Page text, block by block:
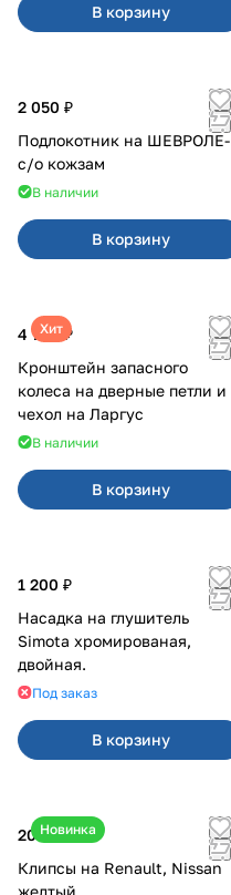
В корзину
2 050 ₽
Подлокотник на ШЕВРОЛЕ-
с/о кожзам
В наличии
В корзину
Хит
4 700 ₽
Кронштейн запасного
колеса на дверные петли и
чехол на Ларгус
В наличии
В корзину
1 200 ₽
Насадка на глушитель
Simota хромированая,
двойная.
Под заказ
В корзину
Новинка
20 ₽
Клипсы на Renault, Nissan
желтый